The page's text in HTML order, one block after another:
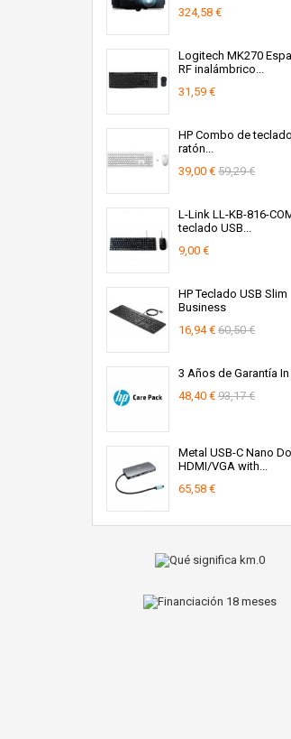
324,58 €
Logitech MK270
RF inalámbrico...
31,59 €
HP Combo de
ratón...
39,00 € 59,29 €
L-Link LL-KB-816-
teclado USB...
9,00 €
HP Teclado USB Slim
Business
16,94 € 60,50 €
3 Años de Garantía
48,40 € 93,17 €
Metal USB-C Nano
HDMI/VGA with...
65,58 €